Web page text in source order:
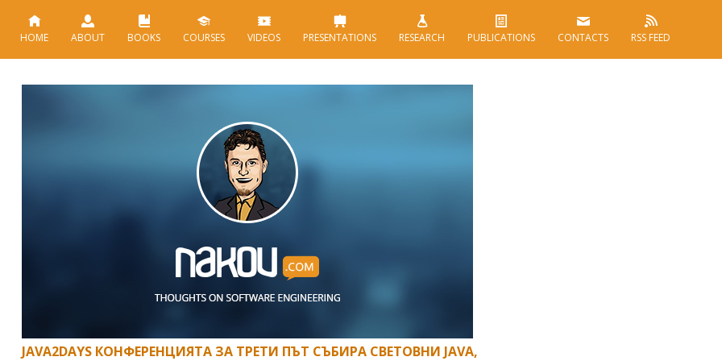
HOME ABOUT BOOKS COURSES VIDEOS PRESENTATIONS RESEARCH PUBLICATIONS CONTACTS RSS FEED
JAVA2DAYS КОНФЕРЕНЦИЯТА ЗА ТРЕТИ ПЪТ СЪБИРА СВЕТОВНИ JAVA,